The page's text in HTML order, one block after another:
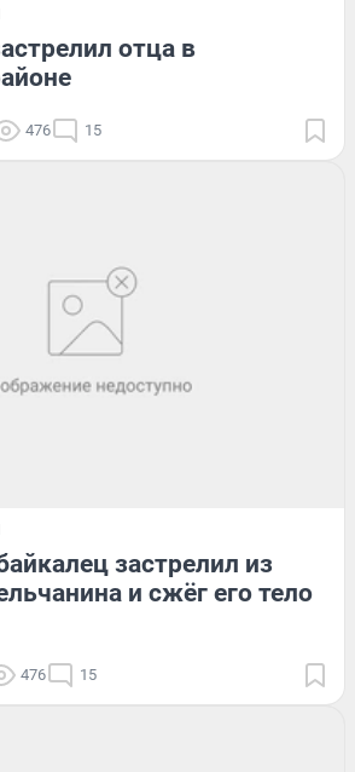
отца в
476 15
застрелил из
и сжёг его тело
476 15